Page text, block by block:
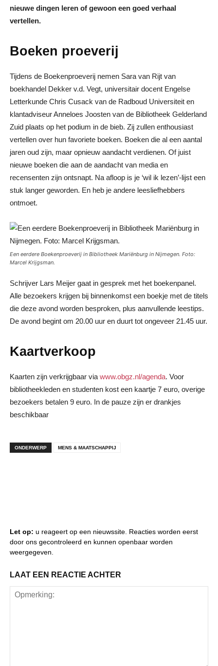
nieuwe dingen leren of gewoon een goed verhaal
vertellen.
Boeken proeverij
Tijdens de Boekenproeverij nemen Sara van Rijt van
boekhandel Dekker v.d. Vegt, universitair docent Engelse
Letterkunde Chris Cusack van de Radboud Universiteit en
klantadviseur Anneloes Joosten van de Bibliotheek Gelderland
Zuid plaats op het podium in de bieb. Zij zullen enthousiast
vertellen over hun favoriete boeken. Boeken die al een aantal
jaren oud zijn, maar opnieuw aandacht verdienen. Of juist
nieuwe boeken die aan de aandacht van media en
recensenten zijn ontsnapt. Na afloop is je ‘wil ik lezen’-lijst een
stuk langer geworden. En heb je andere leesliefhebbers
ontmoet.
Een eerdere Boekenproeverij in Bibliotheek Mariënburg in Nijmegen. Foto:
Marcel Krijgsman.
Schrijver Lars Meijer gaat in gesprek met het boekenpanel.
Alle bezoekers krijgen bij binnenkomst een boekje met de titels
die deze avond worden besproken, plus aanvullende leestips.
De avond begint om 20.00 uur en duurt tot ongeveer 21.45 uur.
Kaartverkoop
Kaarten zijn verkrijgbaar via www.obgz.nl/agenda. Voor
bibliotheekleden en studenten kost een kaartje 7 euro, overige
bezoekers betalen 9 euro. In de pauze zijn er drankjes
beschikbaar
ONDERWERP MENS & MAATSCHAPPIJ
Let op: u reageert op een nieuwssite. Reacties worden eerst
door ons gecontroleerd en kunnen openbaar worden
weergegeven.
LAAT EEN REACTIE ACHTER